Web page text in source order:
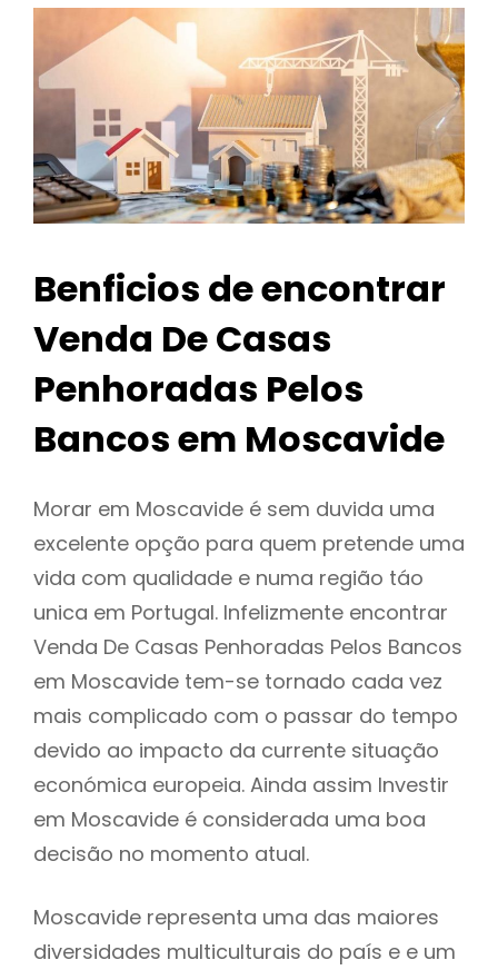
Benficios de encontrar
Venda De Casas
Penhoradas Pelos
Bancos em Moscavide
Morar em Moscavide é sem duvida uma
excelente opção para quem pretende uma
vida com qualidade e numa região táo
unica em Portugal. Infelizmente encontrar
Venda De Casas Penhoradas Pelos Bancos
em Moscavide tem-se tornado cada vez
mais complicado com o passar do tempo
devido ao impacto da currente situação
económica europeia. Ainda assim Investir
em Moscavide é considerada uma boa
decisão no momento atual.
Moscavide representa uma das maiores
diversidades multiculturais do país e e um